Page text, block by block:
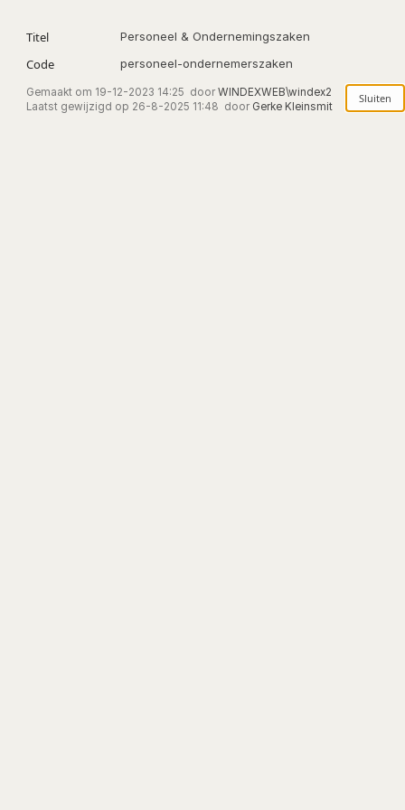
Titel Personeel & Ondernemingszaken
Code personeel-ondernemerszaken
Gemaakt om 19-12-2023 14:25 door WINDEXWEB\windex2
Laatst gewijzigd op 26-8-2025 11:48 door Gerke Kleinsmit